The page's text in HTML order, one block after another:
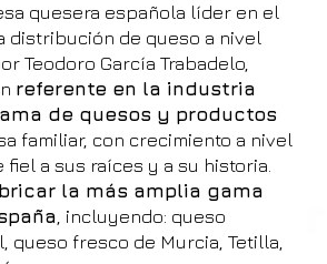
quesera española líder en el
distribución de queso a nivel
Teodoro García Trabadelo,
referente en la industria
de quesos y productos
familiar, con crecimiento a nivel
a sus raíces y a su historia.
la más amplia gama
, incluyendo: queso
queso fresco de Murcia, Tetilla,